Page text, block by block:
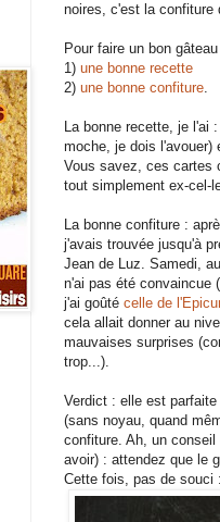
noires, c'est la confiture
Pour faire un bon
1) une bonne recette
2) une bonne confiture.
La bonne recette, je l'ai
moche, je dois l'avouer)
Vous savez, ces cartes
tout simplement ex-cel-
La bonne confiture :
j'avais trouvée jusqu'à
Jean de Luz. Samedi,
n'ai pas été convaincue
j'ai goûté celle de
cela allait donner au
mauvaises surprises
trop...).
Verdict : elle est
(sans noyau, quand
confiture. Ah, un
avoir) : attendez que le
Cette fois, pas de souci :